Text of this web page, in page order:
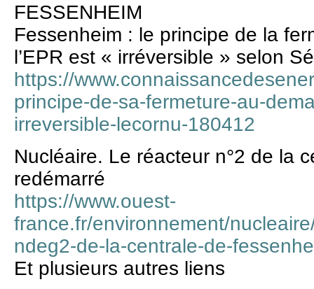
FESSENHEIM
Fessenheim : le principe de la
l’EPR est « irréversible » selon
https://
principe-de-sa-fermeture-au-
irreversible-lecornu-180412
Nucléaire. Le réacteur n°2 de la
redémarré
https://www.ouest-
france.fr/environnement/
ndeg2-de-la-centrale-de-
Et plusieurs autres liens